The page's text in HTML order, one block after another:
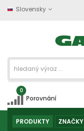
Slovensky
0
Porovnání
PRODUKTY ZNAČKY